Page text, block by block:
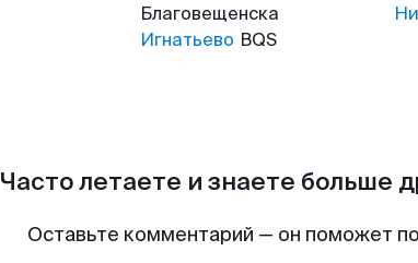
Благовещенска
Игнатьево BQS
Часто летаете и знаете больше
Оставьте комментарий — он поможет